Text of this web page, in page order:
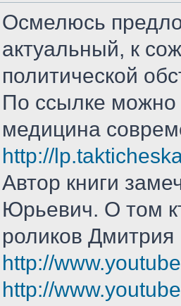
Осмелюсь
актуальный, к
политической
По ссылке можно
медицина
http://
Автор книги
Юрьевич. О том
роликов Дмитрия
http://
http://